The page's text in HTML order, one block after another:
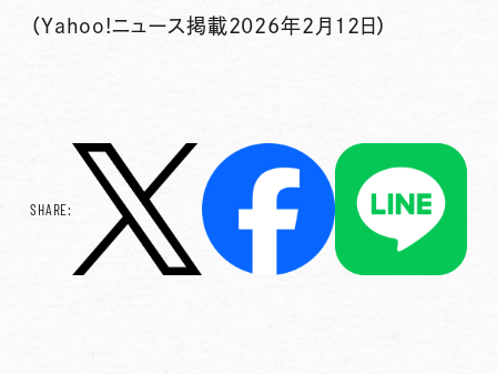
（Yahoo!ニュース掲載2026年2月12日）
SHARE: